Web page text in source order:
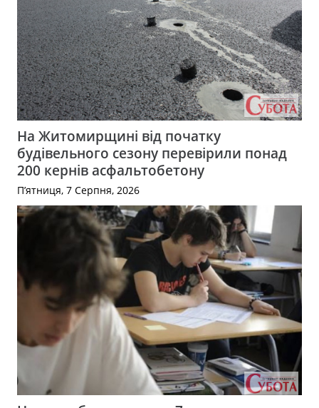
На Житомирщині від початку
будівельного сезону перевірили понад
200 кернів асфальтобетону
П’ятниця, 7 Серпня, 2026